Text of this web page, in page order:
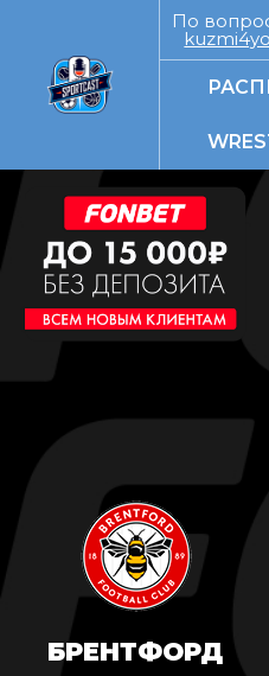
По
БРЕНТФОРД